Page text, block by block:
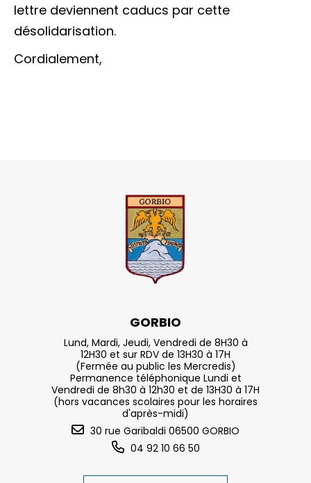
lettre deviennent caducs par cette
désolidarisation.
Cordialement,
GORBIO
Lund, Mardi, Jeudi, Vendredi de 8H30 à
12H30 et sur RDV de 13H30 à 17H
(Fermée au public les Mercredis)
Permanence téléphonique Lundi et
Vendredi de 8h30 à 12h30 et de 13H30 à 17H
(hors vacances scolaires pour les horaires
d'après-midi)
30 rue Garibaldi 06500 GORBIO
04 92 10 66 50